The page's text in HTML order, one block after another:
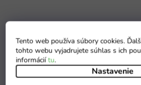
Tento web používa súbory cookies.
tohto webu vyjadrujete súhlas s ich
informáciítu.
Nastavenie